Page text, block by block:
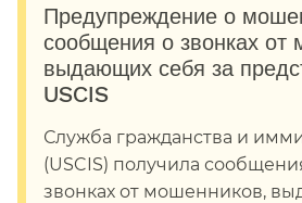
Предупреждение о
сообщения о звонках от
выдающих себя за
USCIS​​
Служба гражданства и
(USCIS) получила
звонках от мошенников,